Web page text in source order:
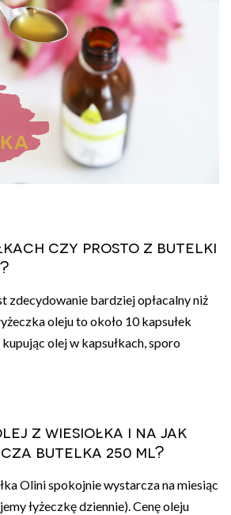
czy prosto z butelki
zdecydowanie bardziej opłacalny niż
oleju to około 10 kapsułek
olej w kapsułkach, sporo
z wiesiołka i na jak
butelka 250 ml?
Olini spokojnie wystarcza na miesiąc
łyżeczkę dziennie). Cenę oleju